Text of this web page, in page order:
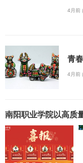
4月前
青
4月前
南阳职业学院以高质